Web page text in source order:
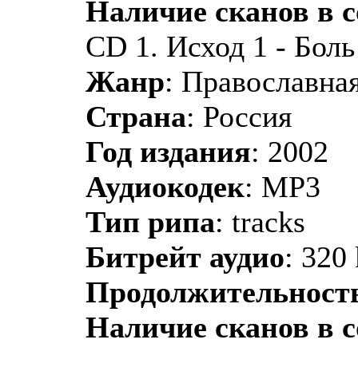
Наличие сканов в
CD 1. Исход 1 -
Жанр:
Страна: Россия
Год издания: 2002
Аудиокодек: MP3
Тип рипа: tracks
Битрейт аудио: 320
Наличие сканов в